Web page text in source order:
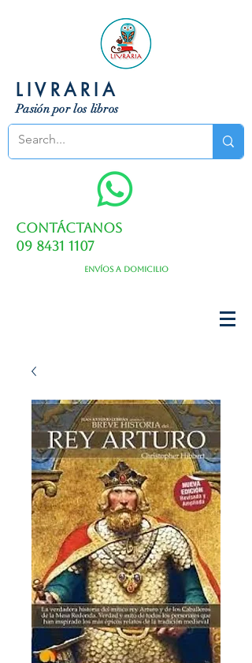
LIVRARIA
Pasión por los libros
Contáctanos
09 8431 1107
Envíos a domicilio